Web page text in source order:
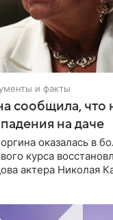
и факты
сообщила, что
на даче
оказалась в
курса
актера Николая